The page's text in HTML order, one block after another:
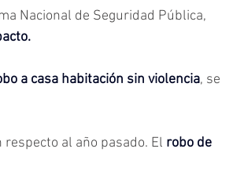
Nacional de Seguridad Pública,
a casa habitación sin violencia, se
al año pasado. El robo de